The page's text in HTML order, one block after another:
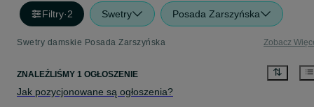
Filtry·2 Swetry Posada Zarszyńska
Swetry damskie Posada Zarszyńska Zobacz
ZNALEŹLIŚMY 1 OGŁOSZENIE
Jak pozycjonowane są ogłoszenia?